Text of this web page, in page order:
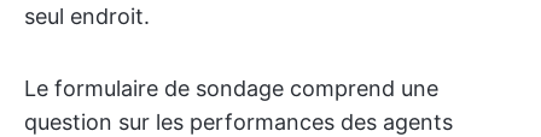
seul endroit.
Le formulaire de sondage comprend une
question sur les performances des agents